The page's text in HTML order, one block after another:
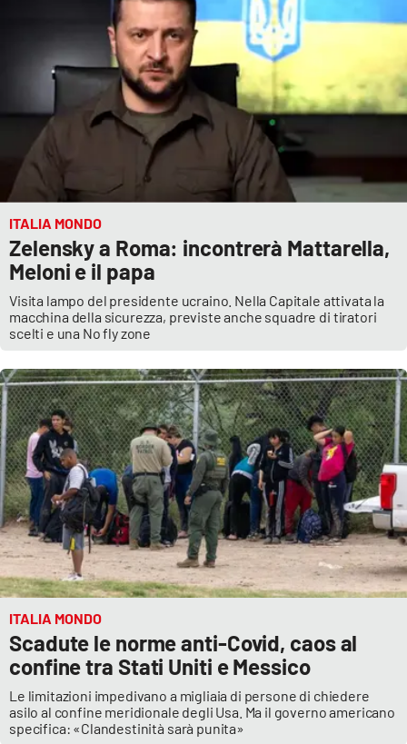
ITALIA MONDO
Zelensky a Roma: incontrerà Mattarella,
Meloni e il papa
Visita lampo del presidente ucraino. Nella Capitale attivata la
macchina della sicurezza, previste anche squadre di tiratori
scelti e una No fly zone
ITALIA MONDO
Scadute le norme anti-Covid, caos al
confine tra Stati Uniti e Messico
Le limitazioni impedivano a migliaia di persone di chiedere
asilo al confine meridionale degli Usa. Ma il governo americano
specifica: «Clandestinità sarà punita»